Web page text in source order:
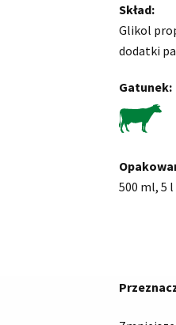
Skład:
Glikol
dodatki
Gatunek:
500 ml, 5 l